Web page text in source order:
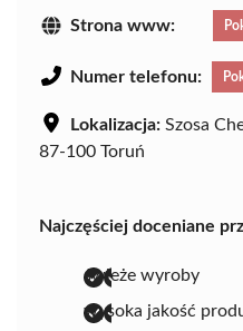
Strona www:
Numer telefonu:
Lokalizacja: Szosa
87-100 Toruń
Najczęściej doceniane
świeże wyroby
wysoka jakość